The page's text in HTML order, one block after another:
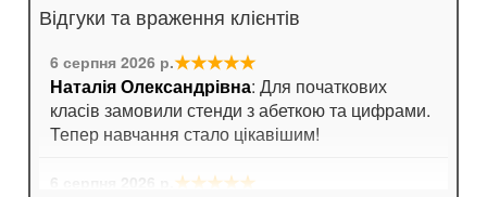
Відгуки та враження клієнтів
6 серпня 2026 р.★★★★★
Наталія Олександрівна: Для початкових
класів замовили стенди з абеткою та цифрами.
Тепер навчання стало цікавішим!
★★★★★